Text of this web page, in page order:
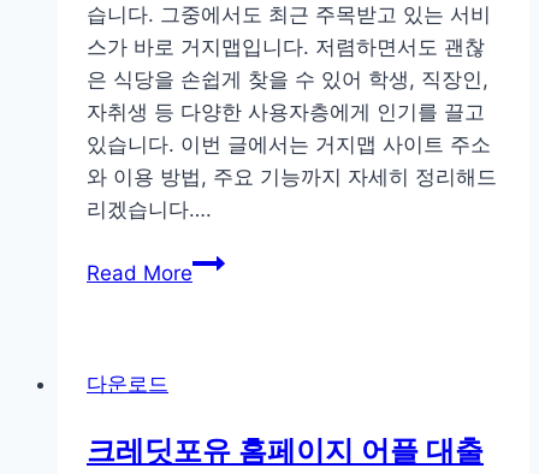
어
플
바
로
가
기
습니다. 그중에서도 최근 주목받고 있는 서비
스가 바로 거지맵입니다. 저렴하면서도 괜찮
은 식당을 손쉽게 찾을 수 있어 학생, 직장인,
자취생 등 다양한 사용자층에게 인기를 끌고
있습니다. 이번 글에서는 거지맵 사이트 주소
와 이용 방법, 주요 기능까지 자세히 정리해드
리겠습니다….
Read More거
주
다운로드
크레딧포유 홈페이지 어플 대출